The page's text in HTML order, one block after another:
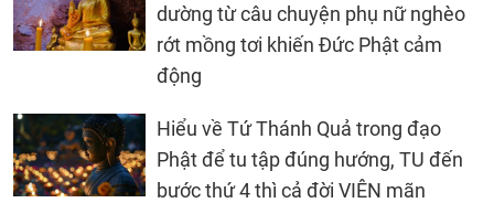
dường từ câu chuyện phụ nữ nghèo
rớt mồng tơi khiến Đức Phật cảm
động
Hiểu về Tứ Thánh Quả trong đạo
Phật để tu tập đúng hướng, TU đến
bước thứ 4 thì cả đời VIÊN mãn